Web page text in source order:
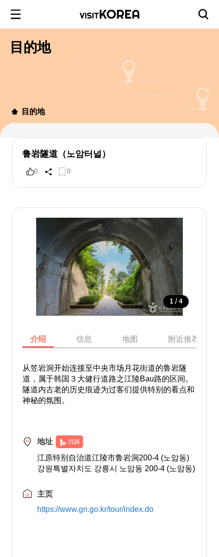
目的地
目的地
鲁岩隧道（노암터널）
0 0
1 / 4
介绍 信息 地图 附近推荐景点
从笠岩洞开始连接至中央市场月花街道的鲁岩隧
道，属于韩国３大健行道路之江陵Bau路的区间。
隧道内古老的历史痕迹为过客们提供特别的看点和
神秘的氛围。
地址 找路
江原特别自治道江陵市鲁岩洞200-4 (노암동)
강원특별자치도 강릉시 노암동 200-4 (노암동)
主页
https://www.gn.go.kr/tour/index.do